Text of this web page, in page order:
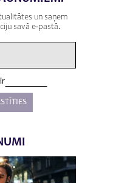
un saņem
savā e-pastā.